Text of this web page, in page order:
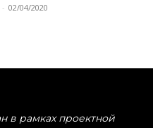
- 02/04/2020
в рамках проектной